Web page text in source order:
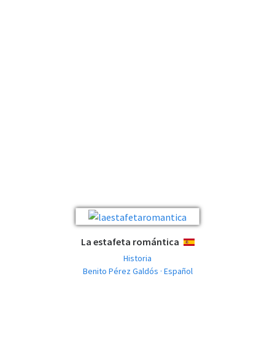
La estafeta romántica ESPAÑOL
Historia
Benito Pérez Galdós · Español